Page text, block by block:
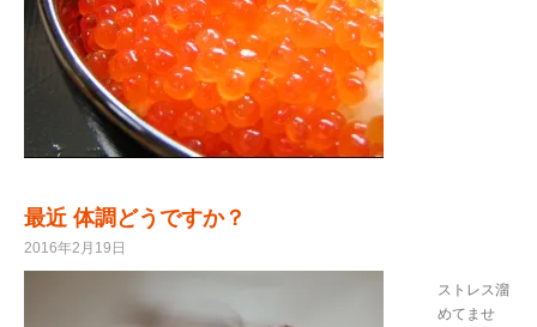
最近 体調どうですか？
2016年2月19日
ストレス溜
めてませ